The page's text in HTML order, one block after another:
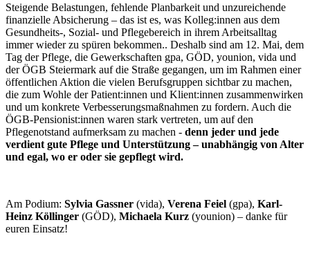
Steigende Belastungen, fehlende Planbarkeit und unzureichende
finanzielle Absicherung – das ist es, was Kolleg:innen aus dem
Gesundheits-, Sozial- und Pflegebereich in ihrem Arbeitsalltag
immer wieder zu spüren bekommen.. Deshalb sind am 12. Mai, dem
Tag der Pflege, die Gewerkschaften gpa, GÖD, younion, vida und
der ÖGB Steiermark auf die Straße gegangen, um im Rahmen einer
öffentlichen Aktion die vielen Berufsgruppen sichtbar zu machen,
die zum Wohle der Patient:innen und Klient:innen zusammenwirken
und um konkrete Verbesserungsmaßnahmen zu fordern. Auch die
ÖGB-Pensionist:innen waren stark vertreten, um auf den
Pflegenotstand aufmerksam zu machen - denn jeder und jede
verdient gute Pflege und Unterstützung – unabhängig von Alter
und egal, wo er oder sie gepflegt wird.
Am Podium: Sylvia Gassner (vida), Verena Feiel (gpa), Karl-
Heinz Köllinger (GÖD), Michaela Kurz (younion) – danke für
euren Einsatz!